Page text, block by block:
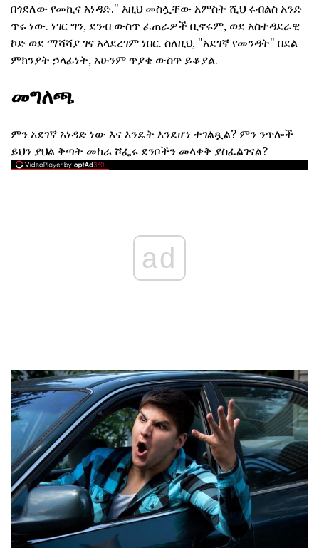
በጎደለው የመኪና አነዳድ." እዚህ መስሏቸው አምስት ሺህ ሩብልስ አንድ
ጥሩ ነው. ነገር ግን, ደንብ ውስጥ ፈጠራዎች ቢኖሩም, ወደ አስተዳደራዊ
ኮድ ወደ ማሻሻያ ገና አላደረገም ነበር. ስለዚህ, "አደገኛ የመንዳት" በደል
ምክንያት ኃላፊነት, አሁንም ጥያቄ ውስጥ ይቆያል.
መግለጫ
ምን አደገኛ አነዳድ ነው እና እንዴት እንደሆነ ተገልጿል? ምን ንጥሎች
ይህን ያህል ቅጣት መከራ ሾፌሩ ደንቦችን መላቀቅ ያስፈልገናል?
ad